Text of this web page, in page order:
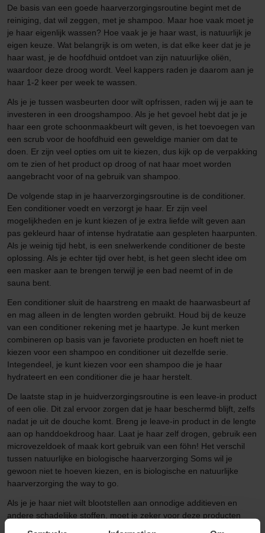
De basis van een goede haarverzorgingsroutine begint met de
reiniging, dat wil zeggen, met je shampoo. Maar hoe vaak moet je
je haar eigenlijk wassen? Hoe vaak je je haar wast, is natuurlijk je
eigen keuze. Wat belangrijk is om weten, is dat elke keer dat je je
haar wast, je de hoofdhuid ontdoet van zijn natuurlijke oliën,
waardoor deze droog wordt. Veel kappers raden je daarom aan je
haar 1-2 keer per week te wassen.
Als je je tussen wasbeurten door wilt opfrissen, raden wij je aan te
investeren in een droogshampoo. Als je het gevoel hebt dat je je
haar een grote schoonmaakbeurt wilt geven, is het toevoegen van
een scrub voor de hoofdhuid een geweldige manier om dat te
doen. Er zijn veel opties om uit te kiezen, dus kijk op de verpakking
om te zien of het product op droog of nat haar moet worden
aangebracht voor of na gebruik van shampoo.
De volgende stap in je haarverzorgingsroutine is de conditioner.
Een conditioner voedt en verzorgt je haar. Er zijn veel
mogelijkheden en je kunt kiezen of je extra liefde wilt geven aan
pas gekleurd haar of intense hydratatie aan gespleten haarpunten.
Als je weinig tijd hebt, is een snelwerkende conditioner de beste
oplossing. Als je echter tijd over hebt, is het geen slecht idee om
een masker aan te brengen terwijl je een bad neemt of in de
sauna bent.
Een conditioner sluit de haarstreng en maakt de haarwasbeurt af
en mag alleen in de lengten worden gebruikt. Houd bij de keuze
van een conditioner rekening met je haartype. Je kunt merken
combineren op basis van je favoriete producten en hoeft niet te
kiezen voor een shampoo en conditioner uit dezelfde serie.
Integendeel, je kunt kiezen voor een shampoo die je haar
hydrateert en een conditioner die je haar herstelt.
De laatste stap in je huidverzorgingsroutine is een leave-in product
of een olie. Dit zal ervoor zorgen dat je haar beschermd blijft, zelfs
nadat je uit de douche komt. Breng je leave-in product in de lengte
aan op handdoekdroog haar. Laat je haar zelf drogen, gebruik een
microvezeldoek of maak kort gebruik van een föhn! Het verschil
tussen natuurlijke en biologische haarverzorging Soms wil je
gewoon niet te hoeven kiezen, en is biologische en natuurlijke
haarverzorging the way to go.
Als je je haar niet wilt blootstellen aan onnodige additieven en
andere schadelijke stoffen, moet je zeker voor deze producten